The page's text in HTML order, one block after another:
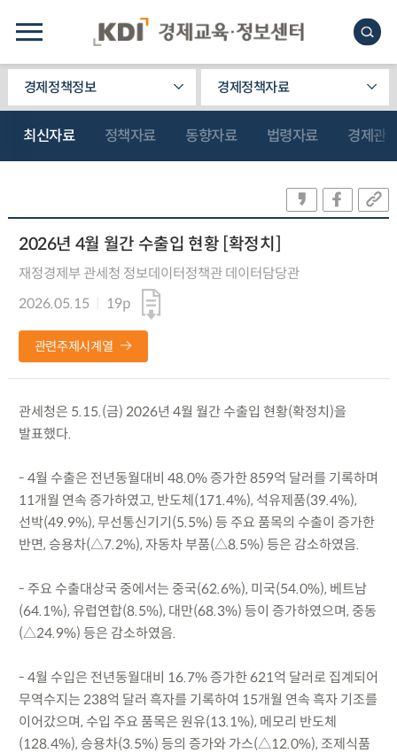
경제정책정보 경제정책자료
최신자료 정책자료 동향자료 법령자료 경제관
2026년 4월 월간 수출입 현황 [확정치]
재정경제부 관세청 정보데이터정책관 데이터담당관
2026.05.15
19p
관련주제시계열
관세청은 5.15.(금) 2026년 4월 월간 수출입 현황(확정치)을
발표했다.
- 4월 수출은 전년동월대비 48.0% 증가한 859억 달러를 기록하며
11개월 연속 증가하였고, 반도체(171.4%), 석유제품(39.4%),
선박(49.9%), 무선통신기기(5.5%) 등 주요 품목의 수출이 증가한
반면, 승용차(△7.2%), 자동차 부품(△8.5%) 등은 감소하였음.
- 주요 수출대상국 중에서는 중국(62.6%), 미국(54.0%), 베트남
(64.1%), 유럽연합(8.5%), 대만(68.3%) 등이 증가하였으며, 중동
(△24.9%) 등은 감소하였음.
- 4월 수입은 전년동월대비 16.7% 증가한 621억 달러로 집계되어
무역수지는 238억 달러 흑자를 기록하여 15개월 연속 흑자 기조를
이어갔으며, 수입 주요 품목은 원유(13.1%), 메모리 반도체
(128.4%), 승용차(3.5%) 등의 증가와 가스(△12.0%), 조제식품